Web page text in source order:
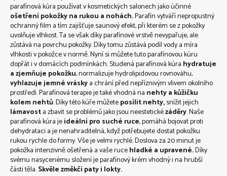
parafínová kúra používat v kosmetických salonech jako účinné
ošetřenípokožky na rukou a nohách.Parafín vytváří nepropustný
ochranný film a tím zajišťuje saunový efekt, při kterém se z pokožky
uvolňuje vlhkost. Ta se však díky parafínové vrstvě nevypařuje, ale
zůstává na povrchu pokožky. Díky tomu zůstává podíl vody a míra
vlhkosti v pokožce v normě. Nyní si můžete tuto parafínovou kúru
dopřát i v domácích podmínkách. Studená parafínová kúra hydratuje
a zjemňuje pokožku, normalizuje hydrolipidovou rovnováhu,
vyhlazuje jemné vráskya chrání před nepříznivým vlivem okolního
prostředí. Parafínová terapie je také vhodná na nehty a kůžičku
kolem nehtů. Díky této kúře můžeteposílit nehty,snížit jejich
lámavosta zbavit se problémů jako jsou neestetickézáděry. Naše
parafínová kúra jeideální pro suché ruce, pomáhá bojovat proti
dehydrataci a je nenahraditelná, když potřebujete dostat pokožku
rukou rychle do formy. Vše je velmi rychlé. Doslova za 20 minut je
pokožka intenzivně ošetřená a vaše rucehladké a upravené.Díky
svému nasycenému složení je parafínový krém vhodný i na hrubší
části těla.Skvěle změkčí paty i lokty.